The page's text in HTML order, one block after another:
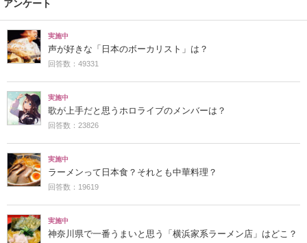
アンケート
実施中
声が好きな「日本のボーカリスト」は？
回答数：49331
実施中
歌が上手だと思うホロライブのメンバーは？
回答数：23826
実施中
ラーメンって日本食？それとも中華料理？
回答数：19619
実施中
神奈川県で一番うまいと思う「横浜家系ラーメン店」はどこ？